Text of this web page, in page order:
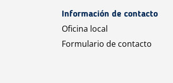
Información de contacto
Oficina local
Formulario de contacto